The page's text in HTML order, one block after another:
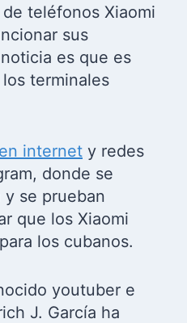
teléfonos Xiaomi
sus
es que es
terminales
internet y redes
donde se
se prueban
que los Xiaomi
los cubanos.
youtuber e
J. García ha